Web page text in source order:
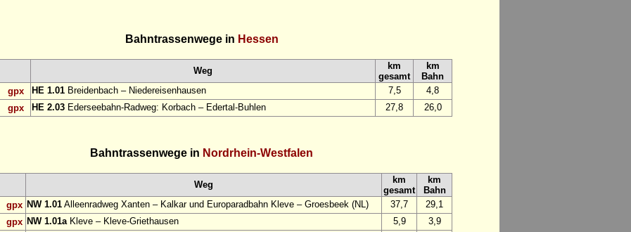
Bahntrassenwege in Hessen
Weg
km
gesamt
km
Bahn
gpx
HE 1.01 Breidenbach – Niedereisenhausen 7,5
4,8
gpx
HE 2.03 Ederseebahn-Radweg: Korbach – Edertal-Buhlen 27,8 26,0
Bahntrassenwege in Nordrhein-Westfalen
Weg
km
gesamt
km
Bahn
gpx NW 1.01 Alleenradweg Xanten – Kalkar und Europaradbahn Kleve – Groesbeek (NL) 37,7
29,1
gpx NW 1.01aKleve – Kleve-Griethausen 5,9
3,9